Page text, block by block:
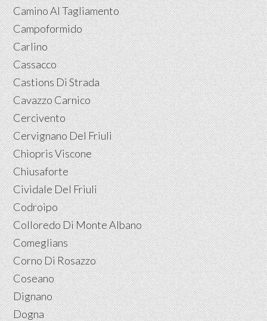
Camino Al Tagliamento
Campoformido
Carlino
Cassacco
Castions Di Strada
Cavazzo Carnico
Cercivento
Cervignano Del Friuli
Chiopris Viscone
Chiusaforte
Cividale Del Friuli
Codroipo
Colloredo Di Monte Albano
Comeglians
Corno Di Rosazzo
Coseano
Dignano
Dogna